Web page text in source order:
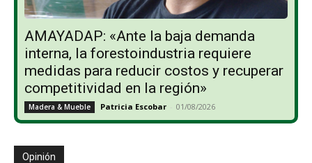
AMAYADAP: «Ante la baja demanda
interna, la forestoindustria requiere
medidas para reducir costos y recuperar
competitividad en la región»
Madera & Mueble Patricia Escobar - 01/08/2026
Opinión